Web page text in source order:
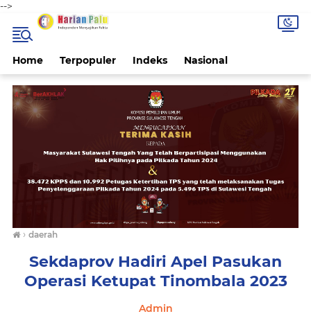
-->
Home Terpopuler Indeks Nasional
› daerah
Sekdaprov Hadiri Apel Pasukan
Operasi Ketupat Tinombala 2023
Admin